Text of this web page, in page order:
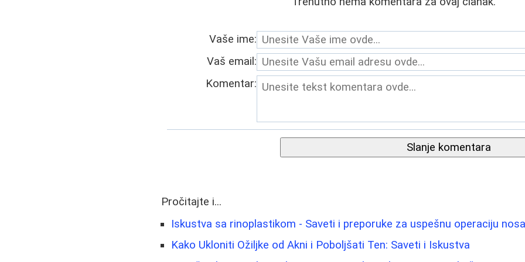
Vaše ime:
Vaš email:
Komentar:
Slanje komentara
Pročitajte i...
Iskustva sa rinoplastikom - Saveti i preporuke za uspešnu operaciju
Kako Ukloniti Ožiljke od Akni i Poboljšati Ten: Saveti i Iskustva